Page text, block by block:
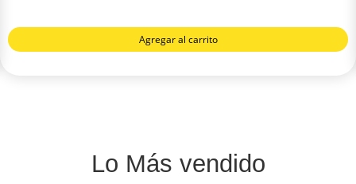
Agregar al carrito
Lo Más vendido